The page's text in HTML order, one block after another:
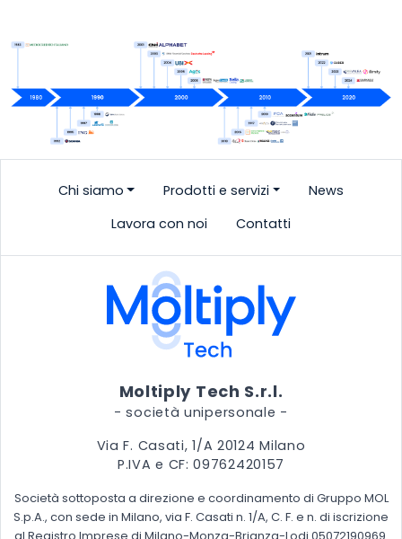
Chi siamo Prodotti e servizi
News
Lavora con noi
Contatti
Moltiply Tech S.r.l.
- società unipersonale -
Via F. Casati, 1/A 20124 Milano
P.IVA e CF: 09762420157
Società sottoposta a direzione e coordinamento di Gruppo MOL
S.p.A., con sede in Milano, via F. Casati n. 1/A, C. F. e n. di iscrizione